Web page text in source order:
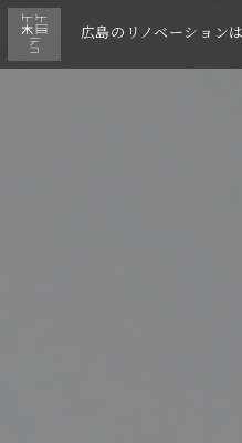
広島のリノベーション